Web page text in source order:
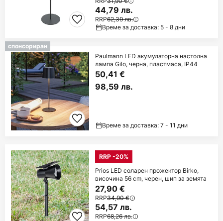
44,79 лв.
RRP62,39 лв.
Време за доставка: 5 - 8 дни
спонсориран
Paulmann LED акумулаторна настолна
лампа Gilo, черна, пластмаса, IP44
50,41 €
98,59 лв.
Време за доставка: 7 - 11 дни
RRP -20%
Prios LED соларен прожектор Birko,
височина 56 cm, черен, шип за земята
27,90 €
RRP34,90 €
54,57 лв.
RRP68,26 лв.